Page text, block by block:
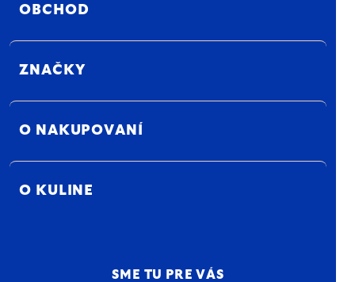
OBCHOD
ZNAČKY
O NAKUPOVANÍ
O KULINE
SME TU PRE VÁS